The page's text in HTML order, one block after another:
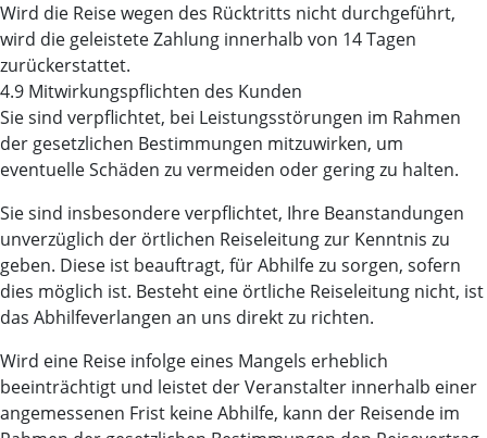
Wird die Reise wegen des Rücktritts nicht durchgeführt,
wird die geleistete Zahlung innerhalb von 14 Tagen
zurückerstattet.
4.9 Mitwirkungspflichten des Kunden
Sie sind verpflichtet, bei Leistungsstörungen im Rahmen
der gesetzlichen Bestimmungen mitzuwirken, um
eventuelle Schäden zu vermeiden oder gering zu halten.
Sie sind insbesondere verpflichtet, Ihre Beanstandungen
unverzüglich der örtlichen Reiseleitung zur Kenntnis zu
geben. Diese ist beauftragt, für Abhilfe zu sorgen, sofern
dies möglich ist. Besteht eine örtliche Reiseleitung nicht, ist
das Abhilfeverlangen an uns direkt zu richten.
Wird eine Reise infolge eines Mangels erheblich
beeinträchtigt und leistet der Veranstalter innerhalb einer
angemessenen Frist keine Abhilfe, kann der Reisende im